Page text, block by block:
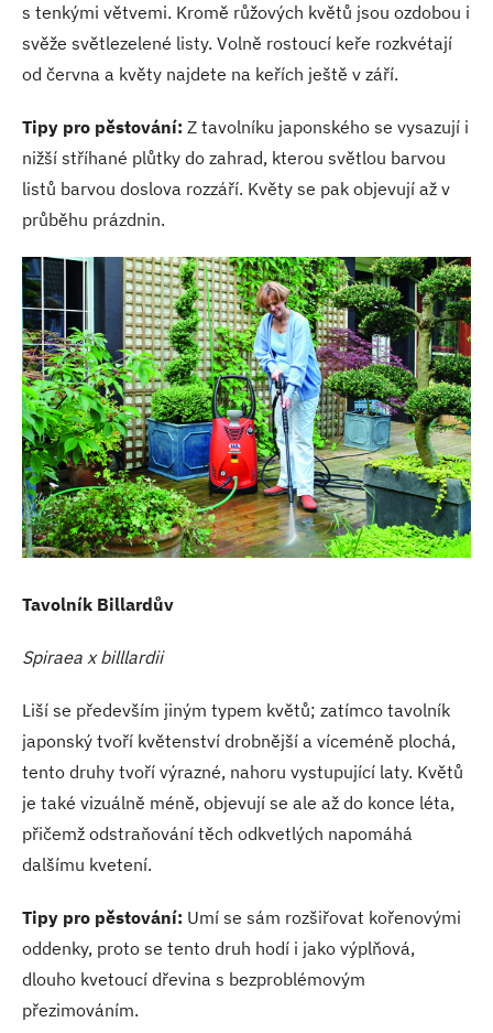
s tenkými větvemi. Kromě růžových květů jsou ozdobou i
svěže světlezelené listy. Volně rostoucí keře rozkvétají
od června a květy najdete na keřích ještě v září.
Tipy pro pěstování: Z tavolníku japonského se vysazují i
nižší stříhané plůtky do zahrad, kterou světlou barvou
listů barvou doslova rozzáří. Květy se pak objevují až v
průběhu prázdnin.
Tavolník Billardův
Spiraea x billlardii
Liší se především jiným typem květů; zatímco tavolník
japonský tvoří květenství drobnější a víceméně plochá,
tento druhy tvoří výrazné, nahoru vystupující laty. Květů
je také vizuálně méně, objevují se ale až do konce léta,
přičemž odstraňování těch odkvetlých napomáhá
dalšímu kvetení.
Tipy pro pěstování: Umí se sám rozšiřovat kořenovými
oddenky, proto se tento druh hodí i jako výplňová,
dlouho kvetoucí dřevina s bezproblémovým
přezimováním.